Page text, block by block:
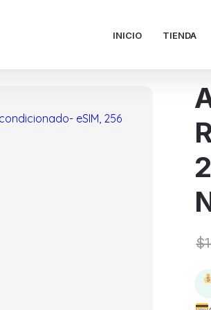
INICIO TIENDA
$